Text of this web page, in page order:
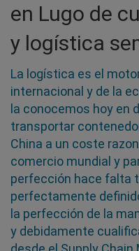
en Lugo de
y logística
La logística es el
internacional y de la
la conocemos hoy en
transportar
China a un coste
comercio mundial y
perfección hace falta
perfectamente
la perfección de la
y debidamente